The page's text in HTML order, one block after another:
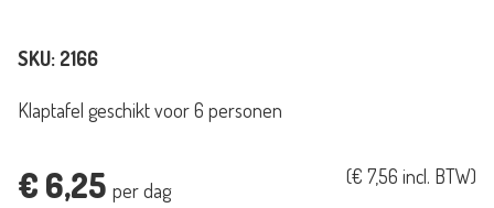
SKU: 2166
Klaptafel geschikt voor 6 personen
€ 6,25 per dag
(€ 7,56 incl. BTW)